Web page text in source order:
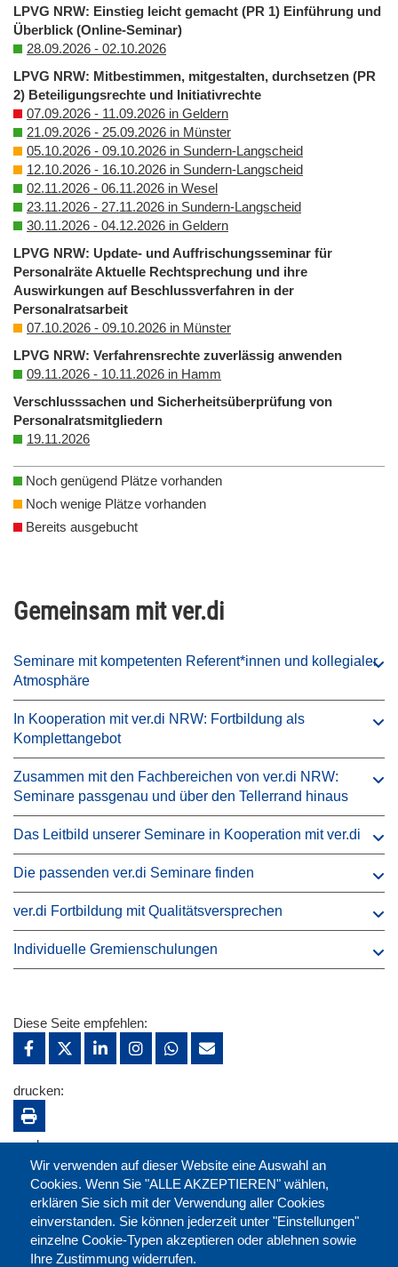
LPVG NRW: Einstieg leicht gemacht (PR 1) Einführung und
Überblick (Online-Seminar)
28.09.2026 - 02.10.2026
LPVG NRW: Mitbestimmen, mitgestalten, durchsetzen (PR
2) Beteiligungsrechte und Initiativrechte
07.09.2026 - 11.09.2026 in Geldern
21.09.2026 - 25.09.2026 in Münster
05.10.2026 - 09.10.2026 in Sundern-Langscheid
12.10.2026 - 16.10.2026 in Sundern-Langscheid
02.11.2026 - 06.11.2026 in Wesel
23.11.2026 - 27.11.2026 in Sundern-Langscheid
30.11.2026 - 04.12.2026 in Geldern
LPVG NRW: Update- und Auffrischungsseminar für
Personalräte Aktuelle Rechtsprechung und ihre
Auswirkungen auf Beschlussverfahren in der
Personalratsarbeit
07.10.2026 - 09.10.2026 in Münster
LPVG NRW: Verfahrensrechte zuverlässig anwenden
09.11.2026 - 10.11.2026 in Hamm
Verschlusssachen und Sicherheitsüberprüfung von
Personalratsmitgliedern
19.11.2026
Noch genügend Plätze vorhanden
Noch wenige Plätze vorhanden
Bereits ausgebucht
Wir verwenden auf dieser Website eine Auswahl an
Cookies. Wenn Sie "ALLE AKZEPTIEREN" wählen,
erklären Sie sich mit der Verwendung aller Cookies
einverstanden. Sie können jederzeit unter "Einstellungen"
einzelne Cookie-Typen akzeptieren oder ablehnen sowie
Ihre Zustimmung widerrufen.
Gemeinsam mit ver.di
Seminare mit kompetenten Referent*innen und kollegialer
Atmosphäre
In Kooperation mit ver.di NRW: Fortbildung als
Komplettangebot
Zusammen mit den Fachbereichen von ver.di NRW:
Seminare passgenau und über den Tellerrand hinaus
Das Leitbild unserer Seminare in Kooperation mit ver.di
Die passenden ver.di Seminare finden
ver.di Fortbildung mit Qualitätsversprechen
Individuelle Gremienschulungen
Diese Seite empfehlen:
drucken:
merken: